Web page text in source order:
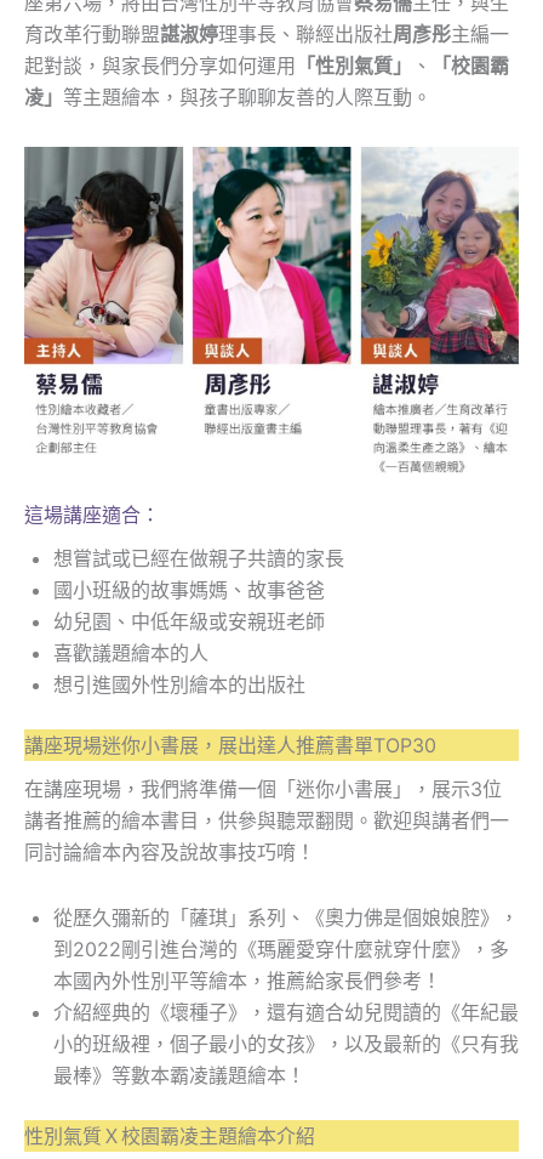
育改革行動聯盟諶淑婷理事長、聯經出版社周彥彤主編一
起對談，與家長們分享如何運用 「性別氣質」 、
「校園霸
凌」 等主題繪本，與孩子聊聊友善的人際互動。
這場講座適合：
想嘗試或已經在做親子共讀的家長
國小班級的故事媽媽、故事爸爸
幼兒園、中低年級或安親班老師
喜歡議題繪本的人
想引進國外性別繪本的出版社
講座現場迷你小書展，展出達人推薦書單TOP30
在講座現場，我們將準備一個「迷你小書展」，展示3位
講者推薦的繪本書目，供參與聽眾翻閱。歡迎與講者們一
同討論繪本內容及說故事技巧唷！
從歷久彌新的「薩琪」系列、《奧力佛是個娘娘腔》，
到2022剛引進台灣的《瑪麗愛穿什麼就穿什麼》，多
本國內外性別平等繪本，推薦給家長們參考！
介紹經典的《壞種子》，還有適合幼兒閱讀的《年紀最
小的班級裡，個子最小的女孩》，以及最新的《只有我
最棒》等數本霸凌議題繪本！
性別氣質Ｘ校園霸凌主題繪本介紹